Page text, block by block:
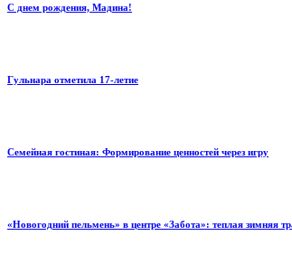
С днем рождения, Мадина!
Гульнара отметила 17‑летие
Семейная гостиная: Формирование ценностей через игру
«Новогодний пельмень» в центре «Забота»: теплая зимняя